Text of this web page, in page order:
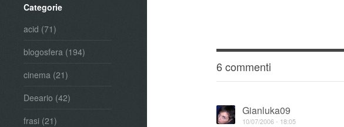
Categorie
acid (71)
blogosfera (194)
cinema (21)
Deeario (42)
frasi (21)
6 commenti
Gianluka09
10/07/2006 - 18:05